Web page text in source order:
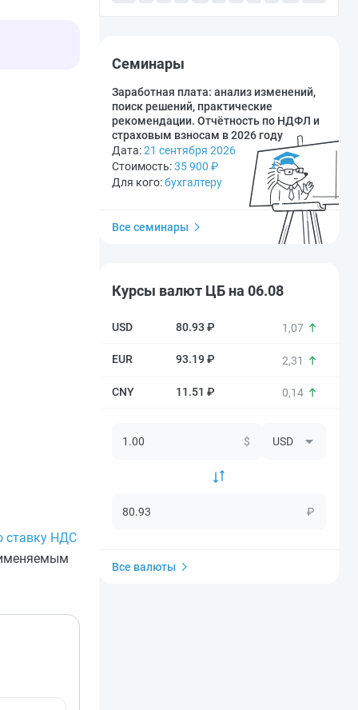
ставку НДС
Семинары
Заработная плата: анализ изменений,
поиск решений, практические
рекомендации. Отчётность по НДФЛ и
страховым взносам в 2026 году
Дата:21 сентября 2026
Стоимость:35 900 ₽
Для кого:бухгалтеру
Все семинары
Курсы валют ЦБ на 06.08
80.93 ₽ 1,07
93.19 ₽ 2,31
11.51 ₽ 0,14
$
₽
Все валюты